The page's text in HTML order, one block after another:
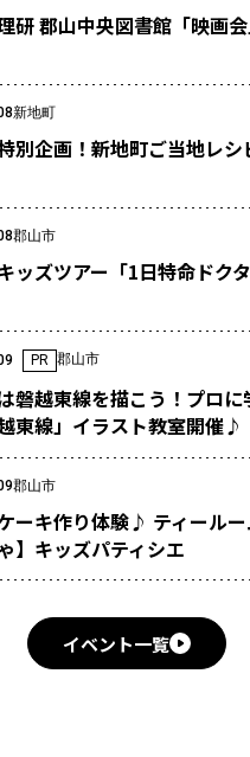
研 郡山中央図書館「映画会
新地町
別企画！新地町ご当地レ
郡山市
ッズツアー「1日特命ドク
PR 郡山市
磐越東線を描こう！プロ
東線」イラスト教室開催♪
郡山市
ーキ作り体験♪ ティール
】キッズパティシエ
イベント一覧